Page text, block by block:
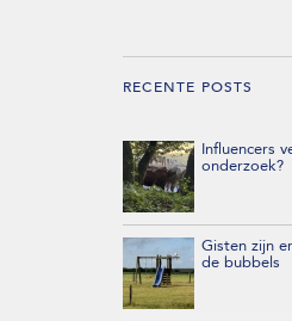
RECENTE POSTS
Influencers
onderzoek?
Gisten zijn
de bubbels